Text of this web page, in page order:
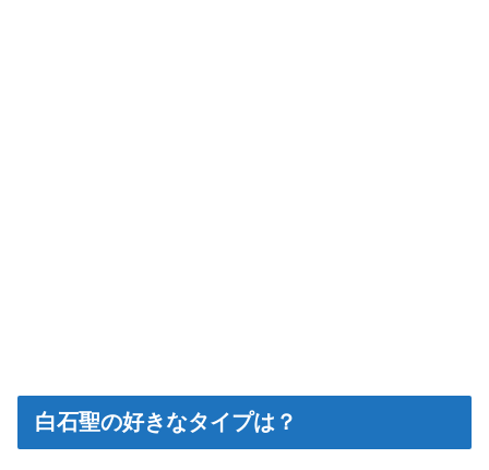
白石聖の好きなタイプは？